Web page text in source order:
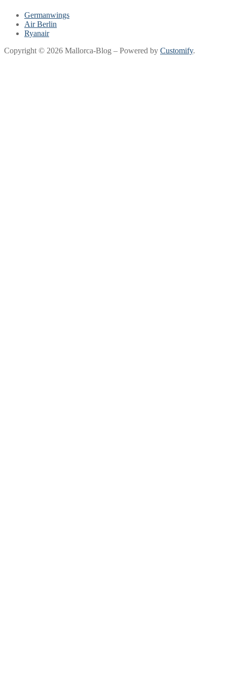
Germanwings
Air Berlin
Ryanair
Copyright © 2026 Mallorca-Blog – Powered by Customify.